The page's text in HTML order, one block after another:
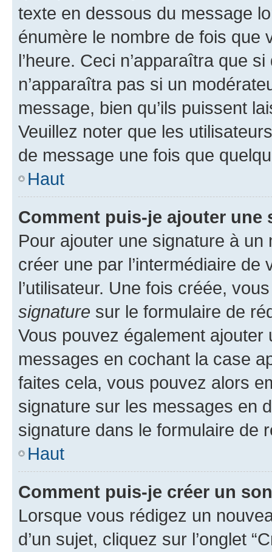
texte en dessous du message
énumère le nombre de fois que
l’heure. Ceci n’apparaîtra que
n’apparaîtra pas si un
message, bien qu’ils puissent
Veuillez noter que les
de message une fois que
Haut
Comment puis-je ajouter une
Pour ajouter une signature à un
créer une par l’intermédiaire
l’utilisateur. Une fois créée,
signature sur le formulaire de
Vous pouvez également
messages en cochant la case
faites cela, vous pouvez alors
signature sur les messages en
signature dans le formulaire de
Haut
Comment puis-je créer un
Lorsque vous rédigez un
d’un sujet, cliquez sur l’onglet